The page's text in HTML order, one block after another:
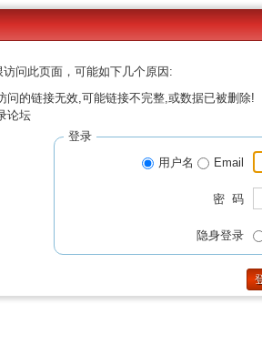
问此页面，可能如下几个原因:
问的链接无效,可能链接不完整,或数据已被删除!
论坛
登录
用户名
Email
密 码
隐身登录